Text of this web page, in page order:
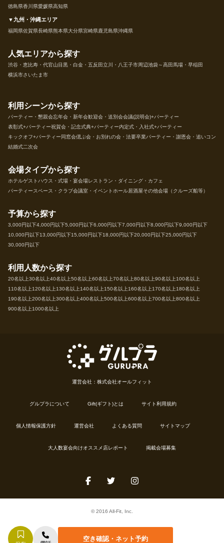
空き確認・ネット予約
徳島県香川県愛媛県高知県
▼九州・沖縄エリア
福岡県佐賀県長崎県熊本県大分県宮崎県鹿児島県沖縄県
人気エリアから探す
渋谷・恵比寿・代官山目黒・白金・五反田立川・八王子市周辺池袋～高田馬場・早稲田
横浜市さいたま市
利用シーンから探す
パーティー・懇親会忘年会・新年会歓迎会・送別会会議(説明会)+パーティー
表彰式+パーティー祝賀会・記念式典+パーティー内定式・入社式+パーティー
キックオフ+パーティー 同窓会偲ぶ会・お別れの会・法要卒業パーティー・謝恩会・追いコン
結婚式二次会
会場タイプから探す
ホテルゲストハウス・式場・宴会場レストラン・ダイニング・カフェ
パーティースペース・クラブ会議室・イベントホール居酒屋その他会場（クルーズ船等）
予算から探す
3,000円以下4,000円以下5,000円以下6,000円以下7,000円以下8,000円以下9,000円以下
10,000円以下13,000円以下15,000円以下18,000円以下20,000円以下25,000円以下
30,000円以下
利用人数から探す
20名以上30名以上40名以上50名以上60名以上70名以上80名以上90名以上100名以上
110名以上120名以上130名以上140名以上150名以上160名以上170名以上180名以上
190名以上200名以上300名以上400名以上500名以上600名以上700名以上800名以上
900名以上1000名以上
運営会社：株式会社オールフィット
グルプラについて Gift(ギフト)とは サイト利用規約
個人情報保護方針 運営会社 よくある質問 サイトマップ
大人数宴会向けオススメ店レポート 掲載会場募集
© 2016 All-Fit, Inc.